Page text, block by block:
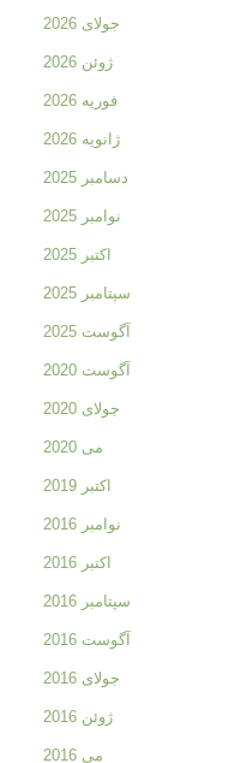
جولای 2026
ژوئن 2026
فوریه 2026
ژانویه 2026
دسامبر 2025
نوامبر 2025
اکتبر 2025
سپتامبر 2025
آگوست 2025
آگوست 2020
جولای 2020
می 2020
اکتبر 2019
نوامبر 2016
اکتبر 2016
سپتامبر 2016
آگوست 2016
جولای 2016
ژوئن 2016
می 2016